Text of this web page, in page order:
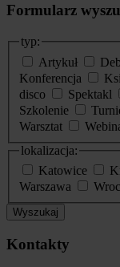
Formularz
typ:
Artykuł
Konferencja
disco
Spektakl
Szkolenie
Warsztat
lokalizacja:
Katowice
Warszawa
Wyszukaj
Kontakty